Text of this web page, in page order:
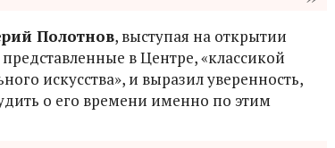
Полотнов, выступая на открытии
в Центре, «классикой
искусства», и выразил уверенность,
о его времени именно по этим